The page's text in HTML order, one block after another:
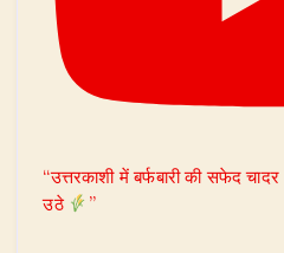
“उत्तरकाशी में बर्फबारी की सफेद चादर
उठे
”